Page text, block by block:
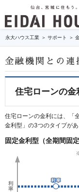
永大ハウス工業 サポート
金融機関との連
住宅ローンの金
住宅ローンの金利には、「
金利型」の3つのタイプがあ
固定金利型（全期間固定